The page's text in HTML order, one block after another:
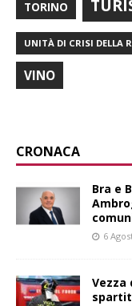
TORINO
UNITÀ DI CRISI DELLA
VINO
CRONACA
Bra e
6
Vezza